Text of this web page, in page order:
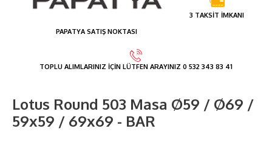
PAPATYA SATIŞ NOKTASI
3 TAKSİT İMKANI
TOPLU ALIMLARINIZ İÇİN LÜTFEN ARAYINIZ 0 532 343 83 41
Lotus Round 503 Masa Ø59 / Ø69 /
59x59 / 69x69 - BAR